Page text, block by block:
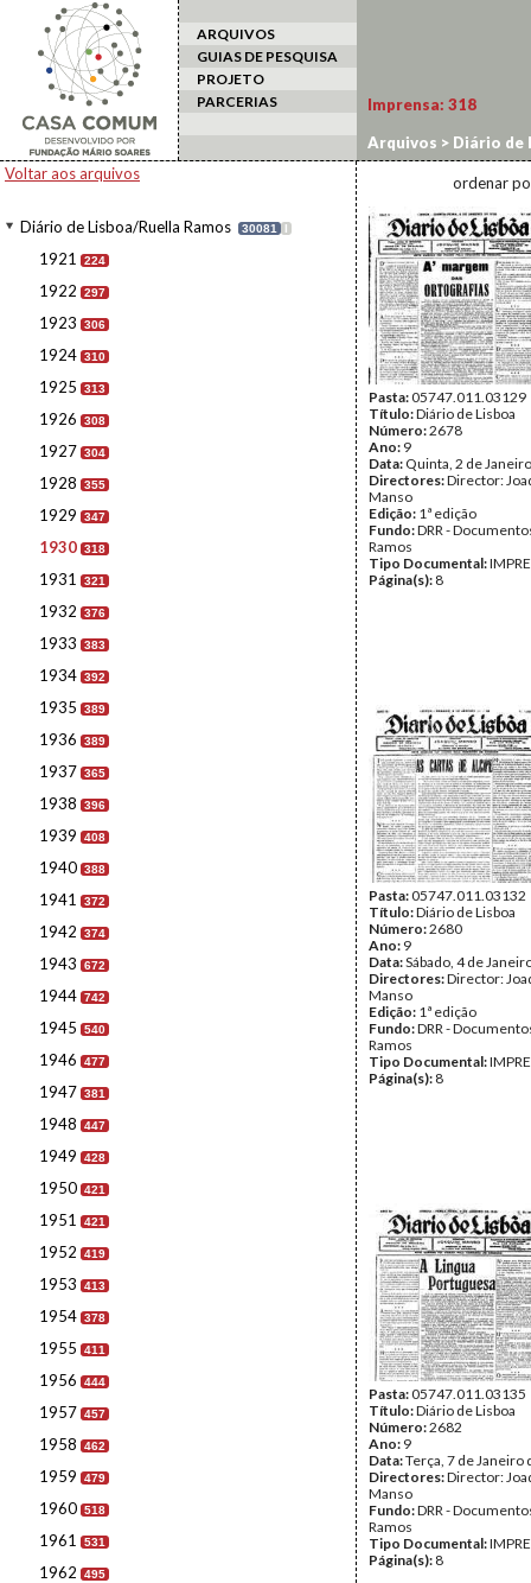
ARQUIVOS
GUIAS DE PESQUISA
PROJETO
PARCERIAS
Voltar aos arquivos
Diário de Lisboa/Ruella Ramos 30081 I
1921 224
1922 297
1923 306
1924 310
1925 313
1926 308
1927 304
1928 355
1929 347
1930 318
1931 321
1932 376
1933 383
1934 392
1935 389
1936 389
1937 365
1938 396
1939 408
1940 388
1941 372
1942 374
1943 672
1944 742
1945 540
1946 477
1947 381
1948 447
1949 428
1950 421
1951 421
1952 419
1953 413
1954 378
1955 411
1956 444
1957 457
1958 462
1959 479
1960 518
1961 531
1962 495
Imprensa: 318
Arquivos > Diário de
ordenar
Pasta:05747.011.03129
Título:Diário de Lisboa
Número:2678
Ano: 9
Data: Quinta, 2 de
Directores:Director:
Manso
Edição: 1ª edição
Fundo:DRR -
Ramos
Tipo Documental:
Página(s): 8
Pasta:05747.011.03132
Título:Diário de Lisboa
Número:2680
Ano: 9
Data:Sábado, 4 de
Directores:Director:
Manso
Edição: 1ª edição
Fundo:DRR -
Ramos
Tipo Documental:
Página(s): 8
Pasta:05747.011.03135
Título:Diário de Lisboa
Número:2682
Ano: 9
Data:Terça, 7 de Janeiro
Directores:Director:
Manso
Fundo:DRR -
Ramos
Tipo Documental:
Página(s): 8